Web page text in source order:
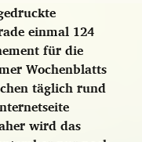
einmal 124
für die
Wochenblatts
täglich rund
wird das